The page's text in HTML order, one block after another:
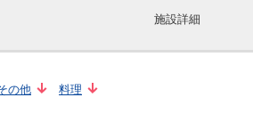
施設詳細
の他 料理